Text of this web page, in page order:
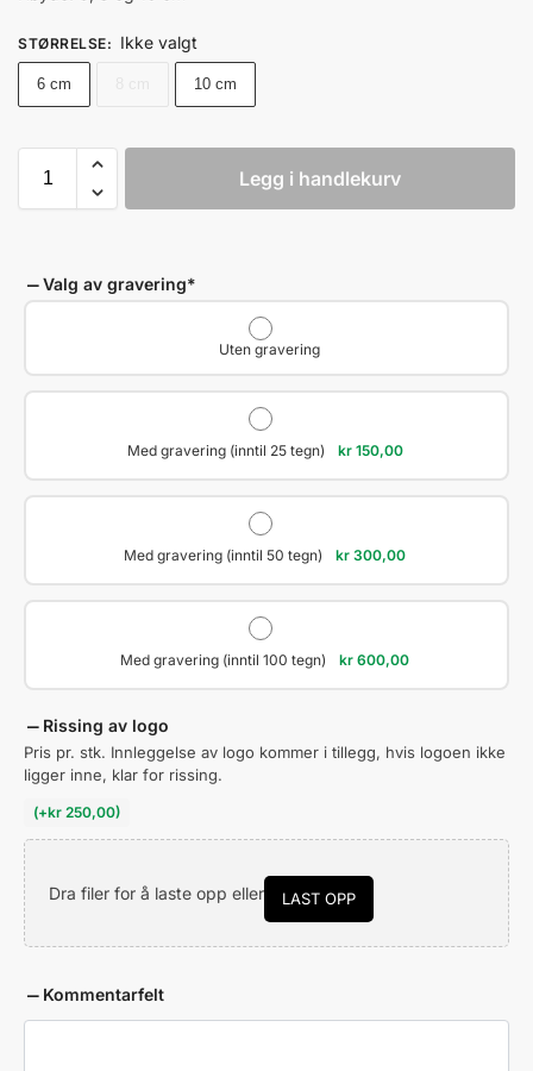
STØRRELSE: Ikke valgt
6 cm 10 cm
Legg i handlekurv
Valg av gravering*
Uten gravering
Med gravering (inntil 25 tegn) kr150,00
Med gravering (inntil 50 tegn) kr 300,00
Med gravering (inntil 100 tegn) kr 600,00
Rissing av logo
Pris pr. stk. Innleggelse av logo kommer i tillegg, hvis logoen ikke
ligger inne, klar for rissing.
(+kr 250,00)
Dra filer for å laste opp eller LAST OPP
Kommentarfelt